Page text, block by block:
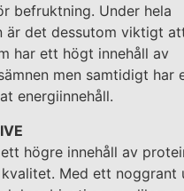
befruktning. Under hela
är det dessutom viktigt
har ett högt innehåll av
men samtidigt har
energiinnehåll.
högre innehåll av
Med ett noggrant